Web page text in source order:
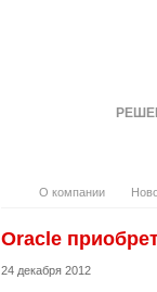
О компании
Oracle
24 декабря 2012